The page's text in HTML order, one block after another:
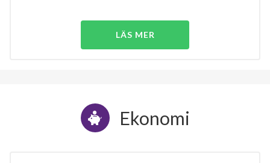
LÄS MER
Ekonomi